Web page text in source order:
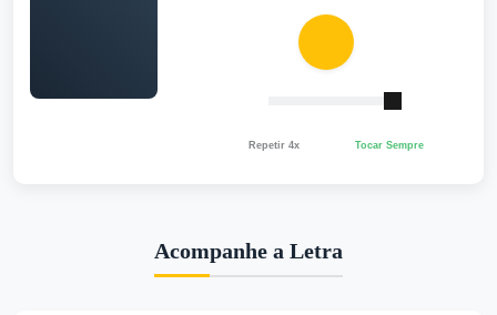
Repetir 4x Tocar Sempre
Acompanhe a Letra